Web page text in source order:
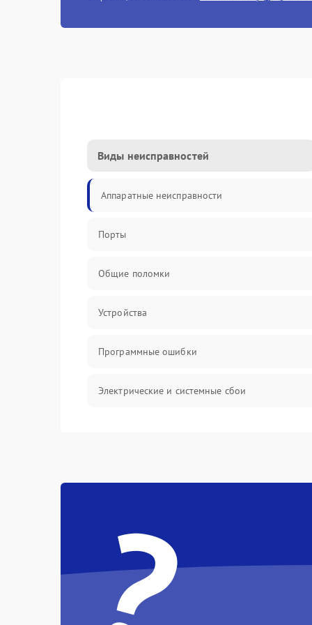
Виды неисправностей
Аппаратные неисправности
Порты
Общие поломки
Устройства
Программные ошибки
Электрические и системные сбои
Система охлаждения